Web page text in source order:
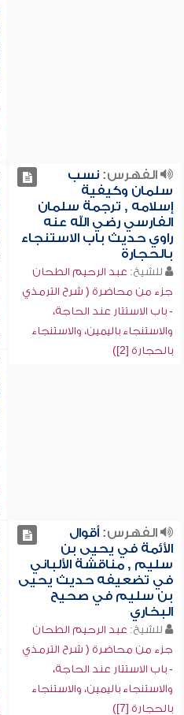
الفهرس:نسب
سلمان وكيفية
إسلامه , ترجمة سلمان
الفارسي رضي الله عنه
راوي حديث باب الاستنجاء
بالحجارة
للشيخ: عبد الرحيم الطحان
جزء من محاضرة ( شرح الترمذي
- باب الاستتار عند الحاجة،
والاستنجاء باليمين، والاستنجاء
بالحجارة [2])
الفهرس:أقوال
الأئمة في يحيى بن
سليم , مناقشة الألباني
في تضعيفه حديث يحيى
بن سليم في صحيح
البخاري
للشيخ: عبد الرحيم الطحان
جزء من محاضرة ( شرح الترمذي
- باب الاستتار عند الحاجة،
والاستنجاء باليمين، والاستنجاء
بالحجارة [7])